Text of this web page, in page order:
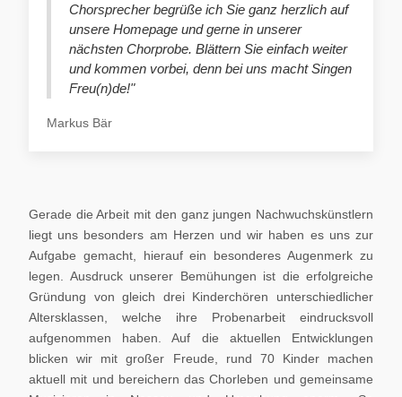
Chorsprecher begrüße ich Sie ganz herzlich auf
unsere Homepage und gerne in unserer
nächsten Chorprobe. Blättern Sie einfach weiter
und kommen vorbei, denn bei uns macht Singen
Freu(n)de!"
Markus Bär
Gerade die Arbeit mit den ganz jungen Nachwuchskünstlern
liegt uns besonders am Herzen und wir haben es uns zur
Aufgabe gemacht, hierauf ein besonderes Augenmerk zu
legen. Ausdruck unserer Bemühungen ist die erfolgreiche
Gründung von gleich drei Kinderchören unterschiedlicher
Altersklassen, welche ihre Probenarbeit eindrucksvoll
aufgenommen haben. Auf die aktuellen Entwicklungen
blicken wir mit großer Freude, rund 70 Kinder machen
aktuell mit und bereichern das Chorleben und gemeinsame